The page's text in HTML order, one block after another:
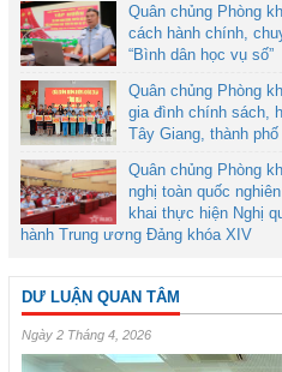
Quân chủng Phòng
cách hành chính,
“Bình dân học vụ số”
Quân chủng Phòng
gia đình chính sách,
Tây Giang, thành
Quân chủng Phòng
nghị toàn quốc
khai thực hiện Nghị
hành Trung ương Đảng khóa XIV
DƯ LUẬN QUAN TÂM
Ngày 2 Tháng 4, 2026